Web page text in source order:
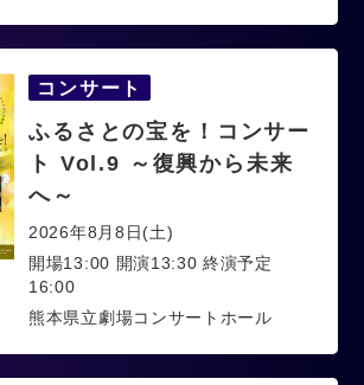
コンサート
ふるさとの宝を！コンサー
ト Vol.9 ～復興から未来
へ～
2026年8月8日(土)
開場13:00 開演13:30 終演予定
16:00
熊本県立劇場コンサートホール